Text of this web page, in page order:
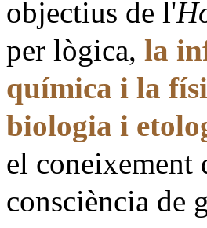
objectius de l'
per lògica, la
química i la
biologia i
el coneixement
consciència de